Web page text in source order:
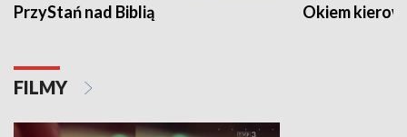
PrzyStań nad Biblią Okiem
FILMY